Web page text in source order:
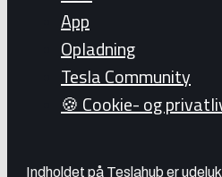
App
Opladning
Tesla Community
🍪 Cookie- og
Indholdet på Teslahub er